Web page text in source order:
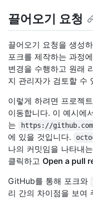
끌어오기 요청
끌어오기 요청을 생성
포크를 제작하는 과정
변경을 수행하고 원래
지 관리자가 검토할 수
이렇게 하려면 프로젝
이동합니다. 이 예시에
는
https://github.com/
에 있을 것입니다.
나의 커밋임을 나타내
클릭하고 Open a pull
GitHub를 통해 포크와
리 간의 차이점을 보여